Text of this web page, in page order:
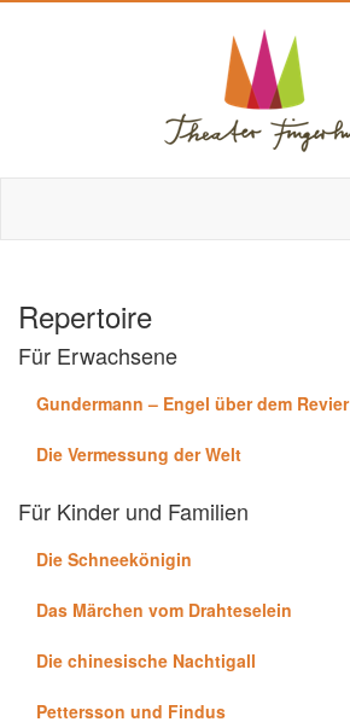
Repertoire
Für Erwachsene
Gundermann – Engel über dem Revier
Die Vermessung der Welt
Für Kinder und Familien
Die Schneekönigin
Das Märchen vom Drahteselein
Die chinesische Nachtigall
Pettersson und Findus